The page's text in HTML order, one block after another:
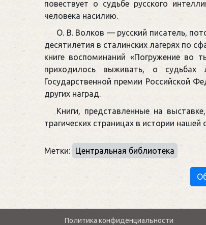
повествует о судьбе русского
человека насилию.
О. В. Волков — русский писатель,
десятилетия в сталинских лагерях по
книге воспоминаний «Погружение во
приходилось выживать, о
Государственной премии Российской
других наград.
Книги, представленные на
трагических страницах в истории нашей
Метки: Центральная библиотека
Политика конфиденциальности